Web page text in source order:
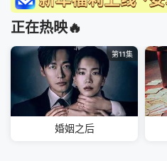
正在热映🔥
第11集
婚姻之后